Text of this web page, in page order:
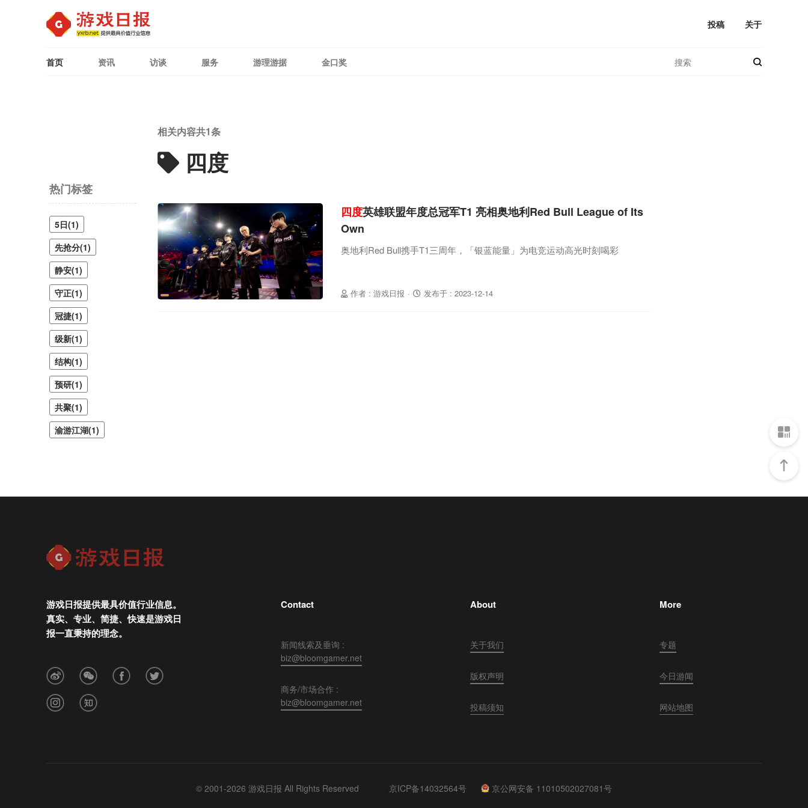
投稿 关于
首页 资讯 访谈 服务 游理游据 金口奖
热门标签
5日(1)
先抢分(1)
静安(1)
守正(1)
冠捷(1)
级新(1)
结构(1)
预研(1)
共聚(1)
渝游江湖(1)
相关内容共1条
四度
作者 : 游戏日报 · 发布于 : 2023-12-14
四度英雄联盟年度总冠军T1 亮相奥地利Red Bull League of Its
Own
奥地利Red Bull携手T1三周年，「银蓝能量」为电竞运动高光时刻喝彩
游戏日报提供最具价值行业信息。
真实、专业、简捷、快速是游戏日
报一直秉持的理念。
Contact
新闻线索及垂询 :
biz@bloomgamer.net
商务/市场合作 :
biz@bloomgamer.net
About
关于我们
版权声明
投稿须知
More
专题
今日游闻
网站地图
© 2001-2026 游戏日报 All Rights Reserved 京ICP备14032564号 京公网安备 11010502027081号